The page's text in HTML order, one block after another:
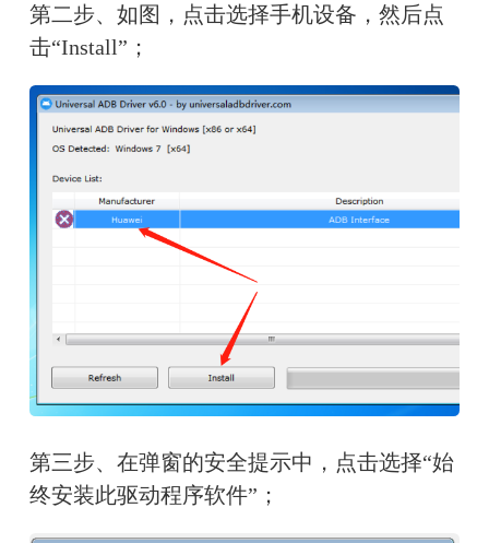
第二步、如图，点击选择手机设备，然后点
击“Install”；
第三步、在弹窗的安全提示中，点击选择“始
终安装此驱动程序软件”；